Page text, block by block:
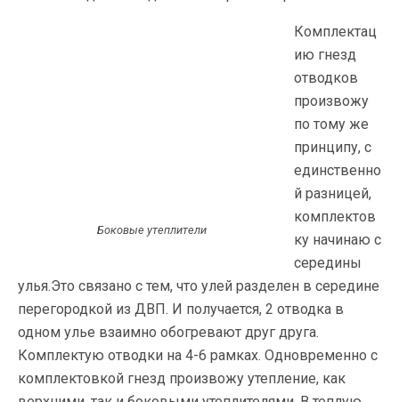
Боковые утеплители
Комплектац
ию гнезд
отводков
произвожу
по тому же
принципу, с
единственно
й разницей,
комплектов
ку начинаю с
середины
улья.Это связано с тем, что улей разделен в середине
перегородкой из ДВП. И получается, 2 отводка в
одном улье взаимно обогревают друг друга.
Комплектую отводки на 4-6 рамках. Одновременно с
комплектовкой гнезд произвожу утепление, как